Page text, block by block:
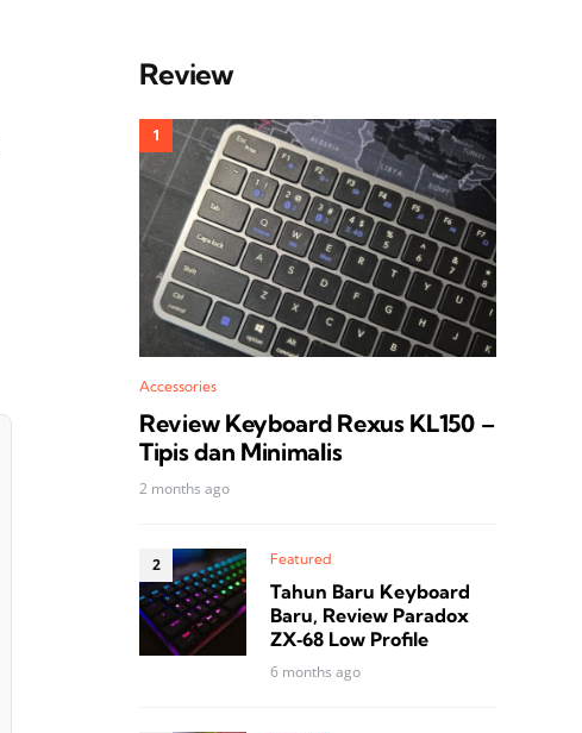
Review
Accessories
Review Keyboard Rexus KL150 –
Tipis dan Minimalis
2 months ago
Featured
Tahun Baru Keyboard
Baru, Review Paradox
ZX‑68 Low Profile
6 months ago